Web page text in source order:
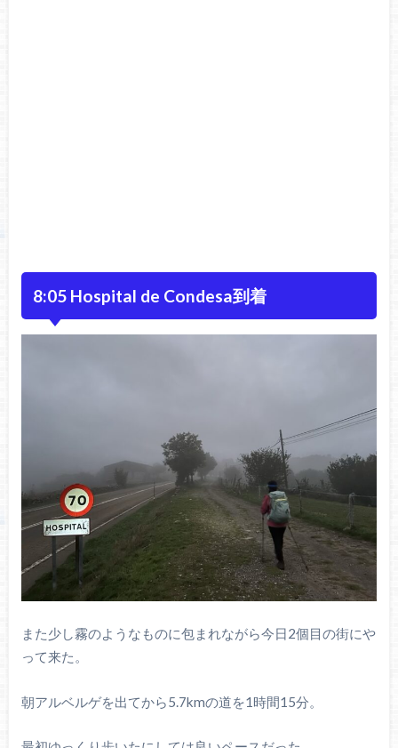
8:05 Hospital de Condesa到着
また少し霧のようなものに包まれながら今日2個目の街にや
って来た。
朝アルベルゲを出てから5.7kmの道を1時間15分。